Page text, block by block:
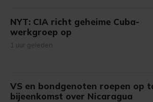
NYT: CIA richt geheime Cuba-
werkgroep op
1 uur geleden
VS en bondgenoten roepen op
bijeenkomst over Nicaragua